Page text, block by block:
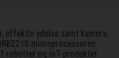
effektiv ydelse samt kamera,
microprocessoren
robotter og IoT-produkter.